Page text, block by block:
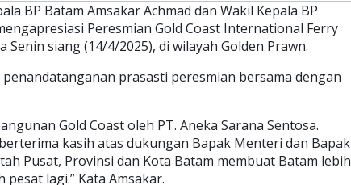
BP Batam Amsakar Achmad dan Wakil Kepala BP
Peresmian Gold Coast International Ferry
Senin siang (14/4/2025), di wilayah Golden Prawn.
prasasti peresmian bersama dengan
Gold Coast oleh PT. Aneka Sarana Sentosa.
kasih atas dukungan Bapak Menteri dan Bapak
Pusat, Provinsi dan Kota Batam membuat Batam lebih
lagi.” Kata Amsakar.